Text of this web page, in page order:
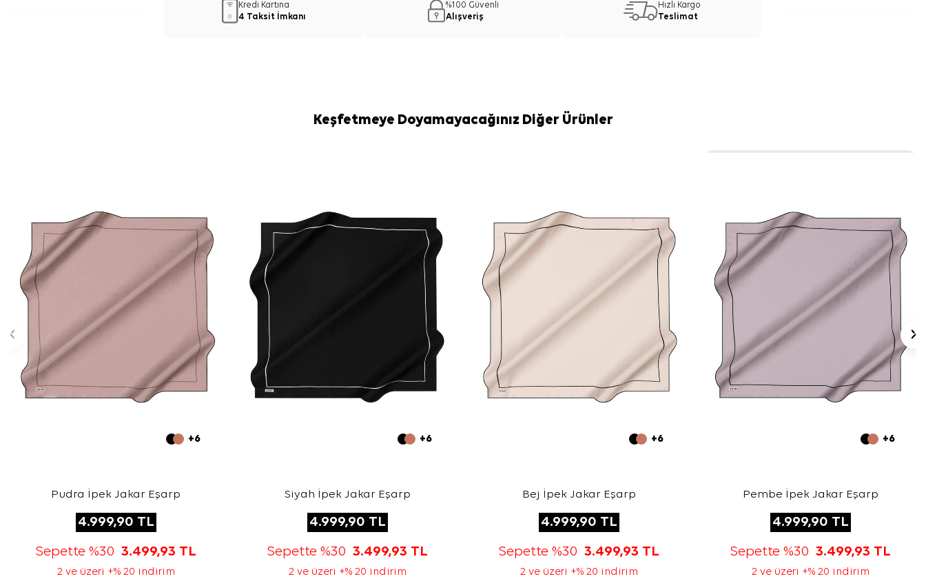
Kredi Kartına
4 Taksit İmkanı
%100 Güvenli
Alışveriş
Hızlı Kargo
Teslimat
Keşfetmeye Doyamayacağınız Diğer Ürünler
+6
Pudra İpek Jakar Eşarp
4.999,90 TL
Sepette %30 3.499,93 TL
2 ve üzeri +% 20 indirim
+6
Siyah İpek Jakar Eşarp
4.999,90 TL
Sepette %30 3.499,93 TL
2 ve üzeri +% 20 indirim
+6
Bej İpek Jakar Eşarp
4.999,90 TL
Sepette %30 3.499,93 TL
2 ve üzeri +% 20 indirim
+6
Pembe İpek Jakar Eşarp
4.999,90 TL
Sepette %30 3.499,93 TL
2 ve üzeri +% 20 indirim